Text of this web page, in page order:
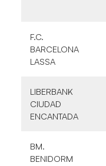
F.C.
BARCELONA
LASSA
LIBERBANK
CIUDAD
ENCANTADA
BM.
BENIDORM